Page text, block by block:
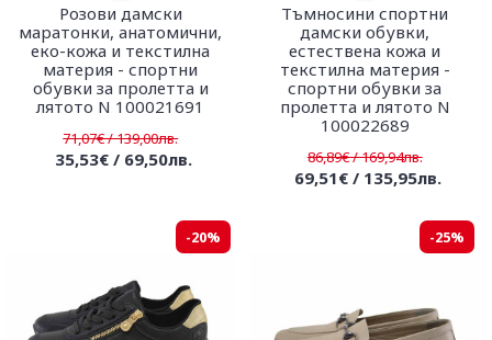
Розови дамски
маратонки, анатомични,
еко-кожа и текстилна
материя - спортни
обувки за пролетта и
лятото N 100021691
71,07€ / 139,00лв.
35,53€ / 69,50лв.
Тъмносини спортни
дамски обувки,
естествена кожа и
текстилна материя -
спортни обувки за
пролетта и лятото N
100022689
86,89€ / 169,94лв.
69,51€ / 135,95лв.
-20% -25%